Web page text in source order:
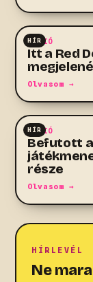
HÍR
AKCIÓ
Itt a Red
Olvasom →
HÍR
AKCIÓ
Befutott a
része
Olvasom →
HÍRLEVÉL
Ne